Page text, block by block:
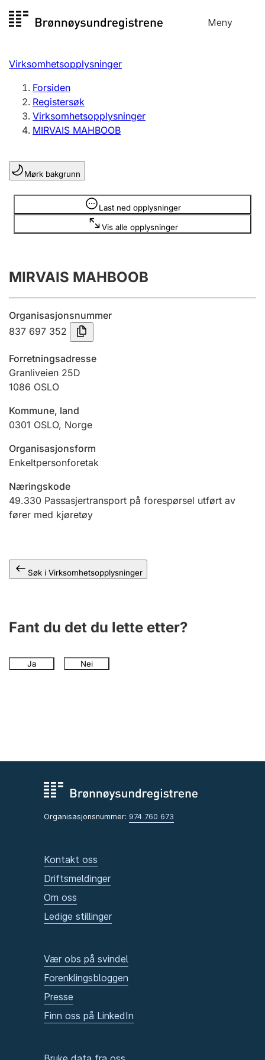
til
Meny
Registersøk
Aksjeselskap
Enkeltpersonforetak
Registrere, endre, slette
Lag og forening
Registrere, endre, slette
Årsregnskap
Innsending og forsinkelsesgebyr
Jeger
Ektepaktveileder
Offentlig sektor
Virksomhetsopplysninger
Forsiden
Registersøk
Virksomhetsopplysninger
MIRVAIS MAHBOOB
Mørk bakgrunn
Last ned opplysninger
Vis alle opplysninger
Opplysninger er skjult
MIRVAIS MAHBOOB
Organisasjonsnummer
837 697 352
Forretningsadresse
Granliveien 25D
1086 OSLO
Kommune, land
0301 OSLO, Norge
Organisasjonsform
Enkeltpersonforetak
Næringskode
49.330 Passasjertransport på forespørsel utført av
fører med kjøretøy
Søk i Virksomhetsopplysninger
Fant du det du lette etter?
Ja Nei
Organisasjonsnummer: 974 760 673
Kontakt oss
Driftsmeldinger
Om oss
Ledige stillinger
Vær obs på svindel
Forenklingsbloggen
Presse
Finn oss på LinkedIn